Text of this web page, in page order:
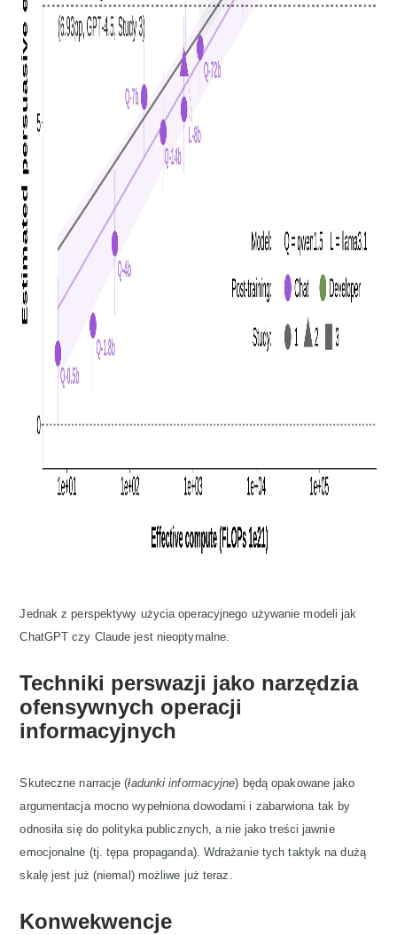
Jednak z perspektywy użycia operacyjnego używanie modeli jak
ChatGPT czy Claude jest nieoptymalne.
Techniki perswazji jako narzędzia
ofensywnych operacji
informacyjnych
Skuteczne narracje (ładunki informacyjne) będą opakowane jako
argumentacja mocno wypełniona dowodami i zabarwiona tak by
odnosiła się do polityka publicznych, a nie jako treści jawnie
emocjonalne (tj. tępa propaganda). Wdrażanie tych taktyk na dużą
skalę jest już (niemal) możliwe już teraz.
Konwekwencje